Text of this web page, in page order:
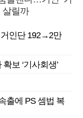
살릴까
인단 192→2만
보 ‘기사회생’
출에 PS 셈법 복